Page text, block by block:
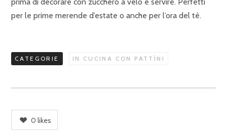
per le prime merende d’estate o anche per l’ora del tè.
CATEGORIE IN CUCINA CON PATTÌNI
0 likes